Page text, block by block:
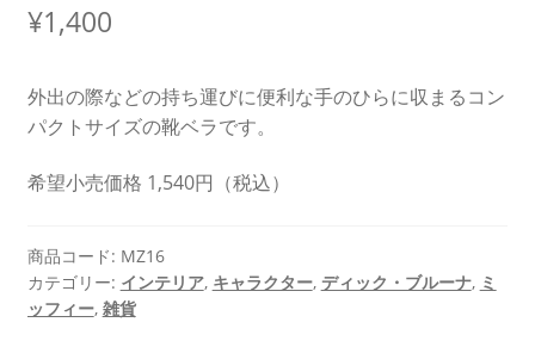
¥1,400
外出の際などの持ち運びに便利な手のひらに収まるコン
パクトサイズの靴ベラです。
希望小売価格 1,540円（税込）
商品コード: MZ16
カテゴリー: インテリア, キャラクター, ディック・ブルーナ, ミ
ッフィー, 雑貨